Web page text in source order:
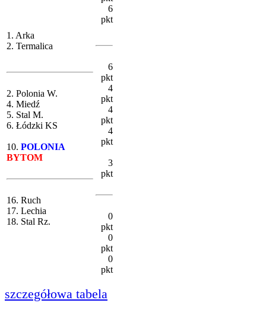
1. Arka
2. Termalica
2. Polonia W.
4. Miedź
5. Stal M.
6. Łódzki KS
10. POLONIA
BYTOM
16. Ruch
17. Lechia
18. Stal Rz.
6
pkt
6
pkt
4
pkt
4
pkt
4
pkt
3
pkt
0
pkt
0
pkt
0
pkt
szczegółowa tabela